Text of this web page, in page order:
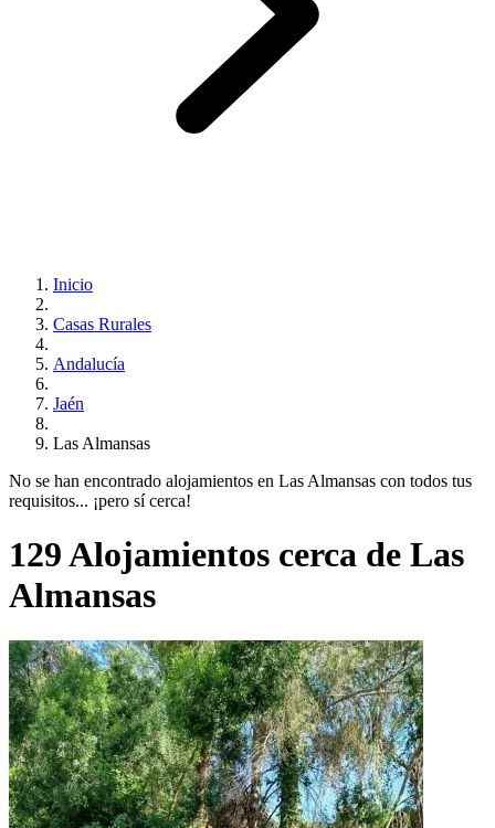
Inicio
Casas Rurales
Andalucía
Jaén
Las Almansas
No se han encontrado alojamientos en Las Almansas con todos tus
requisitos... ¡pero sí cerca!
129 Alojamientos cerca de Las
Almansas